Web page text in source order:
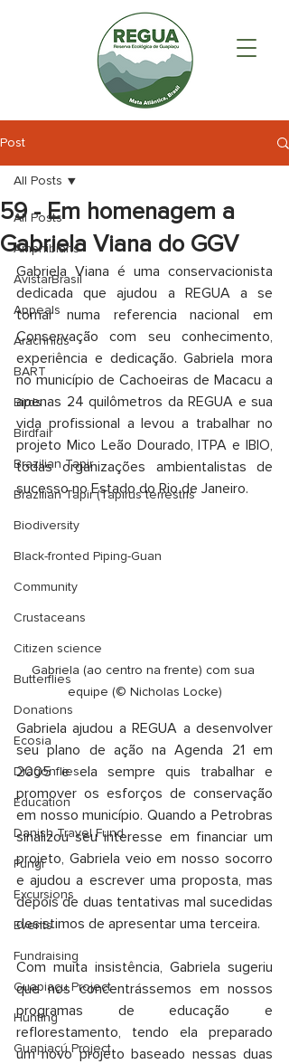
Post
All Posts
Amphibians
AvistarBrasil
Appeals
Arachnids
BART
Birds
Birdfair
Brazilian Tapir
Brazilian Tapir (Tapirus terrestris
Biodiversity
Black-fronted Piping-Guan
Community
Crustaceans
Citizen science
Butterflies
Donations
Ecosia
Dragonflies
Education
Danish Travel Fund
Fungi
Excursions
Events
Fundraising
Guapiaçu Project
Hunting
Guapiaçú Project
All Posts
59 - Em homenagem a
Gabriela Viana do GGV
Gabriela Viana é uma conservacionista
dedicada que ajudou a REGUA a se
tornar numa referencia nacional em
Conservação com seu conhecimento,
experiência e dedicação. Gabriela mora
no município de Cachoeiras de Macacu a
apenas 24 quilômetros da REGUA e sua
vida profissional a levou a trabalhar no
projeto Mico Leão Dourado, ITPA e IBIO,
todas organizações ambientalistas de
sucesso no Estado do Rio de Janeiro.
Gabriela (ao centro na frente) com sua
equipe (© Nicholas Locke)
Gabriela ajudou a REGUA a desenvolver
seu plano de ação na Agenda 21 em
2005 e ela sempre quis trabalhar e
promover os esforços de conservação
em nosso município. Quando a Petrobras
sinalizou seu interesse em financiar um
projeto, Gabriela veio em nosso socorro
e ajudou a escrever uma proposta, mas
depois de duas tentativas mal sucedidas
desistimos de apresentar uma terceira.
Com muita insistência, Gabriela sugeriu
que nos concentrássemos em nossos
programas de educação e
reflorestamento, tendo ela preparado
um novo projeto baseado nessas duas